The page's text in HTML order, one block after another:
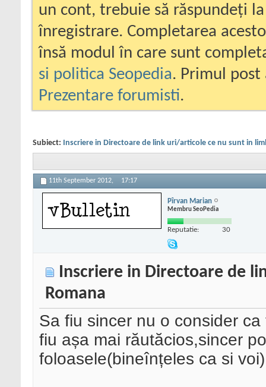
un cont, trebuie să răspundeți
înregistrare. Completarea
însă modul în care sunt
si politica Seopedia. Primul
Prezentare forumisti.
Subiect: Inscriere in Directoare de link uri/articole ce nu sunt in
11th September 2012, 17:17
Pîrvan Marian
Membru SeoPedia
Reputatie: 30
Inscriere in Directoare de
Romana
Sa fiu sincer nu o consider
fiu așa mai răutăcios,sincer
foloasele(bineînțeles ca si